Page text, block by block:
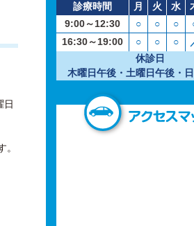
日
診療時間 月 火 水
9:00～12:30
○ ○ ○
16:30～19:00
○ ○ ○
休診日
木曜日午後・土曜日午後・